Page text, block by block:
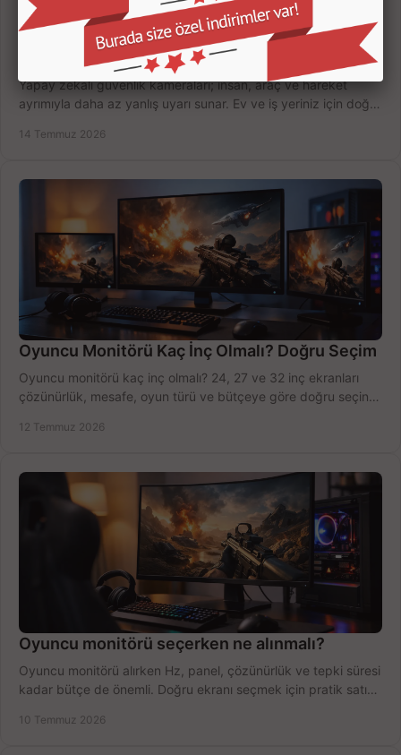
Yapay Zekalı Güvenlik Kameraları Nasıl Seçilir?
Yapay zekalı güvenlik kameraları; insan, araç ve hareket
ayrımıyla daha az yanlış uyarı sunar. Ev ve iş yeriniz için doğru
14 Temmuz 2026
Oyuncu Monitörü Kaç İnç Olmalı? Doğru Seçim
Oyuncu monitörü kaç inç olmalı? 24, 27 ve 32 inç ekranları
çözünürlük, mesafe, oyun türü ve bütçeye göre doğru seçin,
12 Temmuz 2026
Oyuncu monitörü seçerken ne alınmalı?
Oyuncu monitörü alırken Hz, panel, çözünürlük ve tepki süresi
kadar bütçe de önemli. Doğru ekranı seçmek için pratik satın
10 Temmuz 2026